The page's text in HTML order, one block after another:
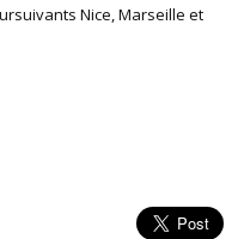
Nice, Marseille et